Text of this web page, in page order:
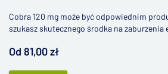
Cobra 120 mg może być odpowiednim produktem dla Ciebie, jeśli
szukasz skutecznego środka na zaburzenia
Od 81,00 zł